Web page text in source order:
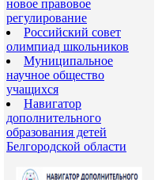
новое правовое
регулирование
Российский совет
олимпиад школьников
Муниципальное
научное общество
учащихся
Навигатор
дополнительного
образования детей
Белгородской области